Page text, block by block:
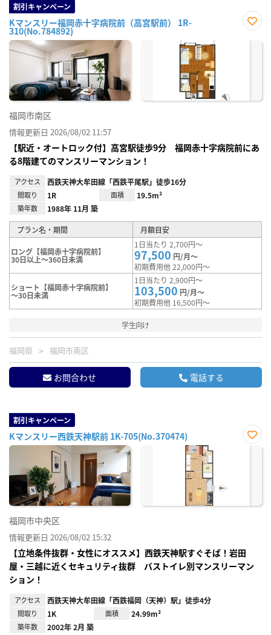
割引キャンペーン
Kマンスリー福岡赤十字病院前（高宮駅前） 1R-
310(No.784892)
に入
福岡市南区
情報更新日 2026/08/02 11:57
【駅近・オートロック付】高宮駅徒歩9分 福岡赤十字病院前にあ
る8階建てのマンスリーマンション！
アクセス 西鉄天神大牟田線「西鉄平尾駅」徒歩16分
間取り 1R 面積 19.5m²
築年数 1988年 11月 築
プラン名・期間 月額目安
ロング【福岡赤十字病院前】
30日以上～360日未満
1日当たり 2,700円～
97,500 円/月～
初期費用他 22,000円～
ショート【福岡赤十字病院前】
～30日未満
1日当たり 2,900円～
103,500 円/月～
初期費用他 16,500円～
学生向け
福岡県 福岡市南区
お問合わせ 電話する
割引キャンペーン
Kマンスリー西鉄天神駅前 1K-705(No.370474)
お気
福岡市中央区
情報更新日 2026/08/02 15:32
【立地条件抜群・女性にオススメ】西鉄天神駅すぐそば！岩田
屋・三越に近くセキュリティ抜群 バストイレ別マンスリーマン
ション！
アクセス 西鉄天神大牟田線「西鉄福岡（天神）駅」徒歩4分
間取り 1K 面積 24.99m²
築年数 2002年 2月 築